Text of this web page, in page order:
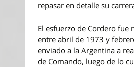
repasar en detalle su
El esfuerzo de Cordero fue
entre abril de 1973 y
enviado a la Argentina a
de Comando, luego de lo